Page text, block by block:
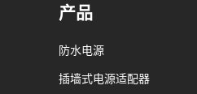
产品
防水电源
插墙式电源适配器